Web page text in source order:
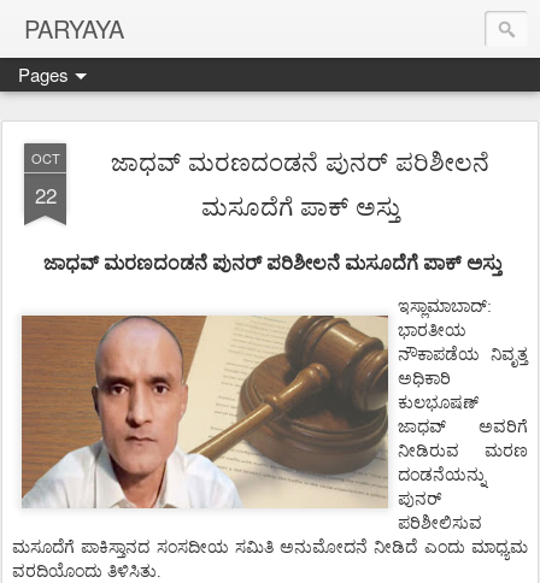
PARYAYA
Pages
OCT
22
ಜಾಧವ್ ಮರಣದಂಡನೆ ಪುನರ್ ಪರಿಶೀಲನೆ
ಮಸೂದೆಗೆ ಪಾಕ್ ಅಸ್ತು
ಜಾಧವ್ ಮರಣದಂಡನೆ ಪುನರ್ ಪರಿಶೀಲನೆ ಮಸೂದೆಗೆ ಪಾಕ್ ಅಸ್ತು
ಇಸ್ಲಾಮಾಬಾದ್:
ಭಾರತೀಯ
ನೌಕಾಪಡೆಯ
ನಿವೃತ್ತ
ಅಧಿಕಾರಿ
ಕುಲಭೂಷಣ್
ಜಾಧವ್
ಅವರಿಗೆ
ನೀಡಿರುವ
ಮರಣ
ದಂಡನೆಯನ್ನು
ಪುನರ್
ಪರಿಶೀಲಿಸುವ
ಮಸೂದೆಗೆ ಪಾಕಿಸ್ತಾನದ ಸಂಸದೀಯ ಸಮಿತಿ ಅನುಮೋದನೆ ನೀಡಿದೆ ಎಂದು ಮಾಧ್ಯಮ
ವರದಿಯೊಂದು ತಿಳಿಸಿತು.